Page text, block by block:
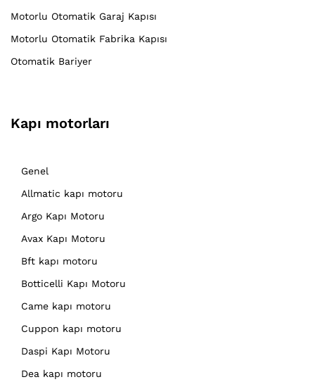
Motorlu Otomatik Garaj Kapısı
Motorlu Otomatik Fabrika Kapısı
Otomatik Bariyer
Kapı motorları
Genel
Allmatic kapı motoru
Argo Kapı Motoru
Avax Kapı Motoru
Bft kapı motoru
Botticelli Kapı Motoru
Came kapı motoru
Cuppon kapı motoru
Daspi Kapı Motoru
Dea kapı motoru